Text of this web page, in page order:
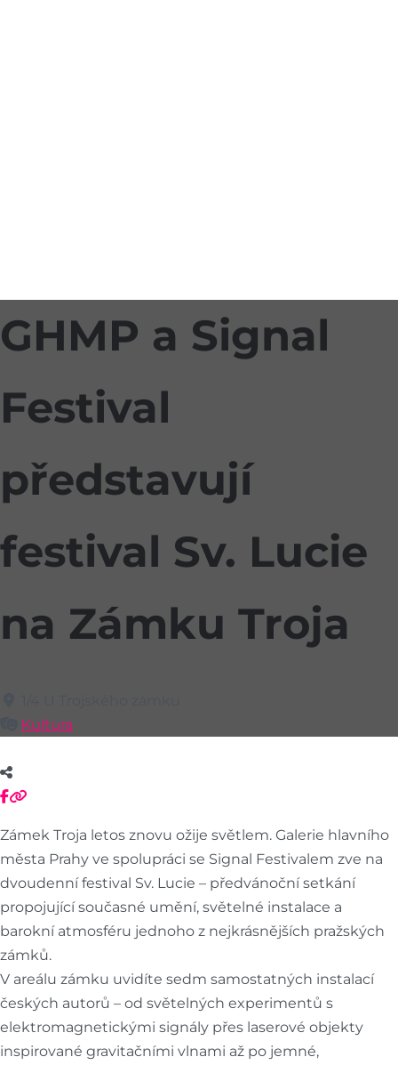
GHMP a Signal
Festival
představují
festival Sv. Lucie
na Zámku Troja
Kultura
Zámek Troja letos znovu ožije světlem. Galerie hlavního
města Prahy ve spolupráci se Signal Festivalem zve na
dvoudenní festival Sv. Lucie – předvánoční setkání
propojující současné umění, světelné instalace a
barokní atmosféru jednoho z nejkrásnějších pražských
zámků.
V areálu zámku uvidíte sedm samostatných instalací
českých autorů – od světelných experimentů s
elektromagnetickými signály přes laserové objekty
inspirované gravitačními vlnami až po jemné,